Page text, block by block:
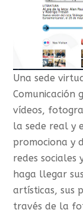
Una sede
Comunicación
vídeos,
la sede real y
promociona y
redes sociales
haga llegar
artísticas, sus
través de la